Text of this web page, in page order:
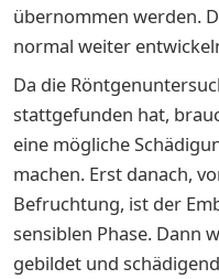
übernommen werden.
normal weiter
Da die
stattgefunden hat,
eine mögliche
machen. Erst danach,
Befruchtung, ist der
sensiblen Phase. Dann
gebildet und